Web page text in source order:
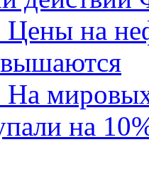
Цены на
На
на